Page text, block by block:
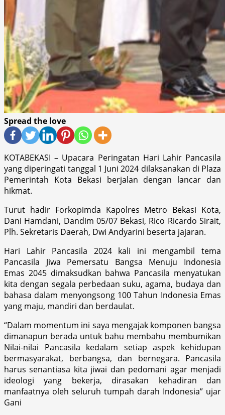
Spread the love
KOTABEKASI – Upacara Peringatan Hari Lahir Pancasila
yang diperingati tanggal 1 Juni 2024 dilaksanakan di Plaza
Pemerintah Kota Bekasi berjalan dengan lancar dan
hikmat.
Turut hadir Forkopimda Kapolres Metro Bekasi Kota,
Dani Hamdani, Dandim 05/07 Bekasi, Rico Ricardo Sirait,
Plh. Sekretaris Daerah, Dwi Andyarini beserta jajaran.
Hari Lahir Pancasila 2024 kali ini mengambil tema
Pancasila Jiwa Pemersatu Bangsa Menuju Indonesia
Emas 2045 dimaksudkan bahwa Pancasila menyatukan
kita dengan segala perbedaan suku, agama, budaya dan
bahasa dalam menyongsong 100 Tahun Indonesia Emas
yang maju, mandiri dan berdaulat.
“Dalam momentum ini saya mengajak komponen bangsa
dimanapun berada untuk bahu membahu membumikan
Nilai-nilai Pancasila kedalam setiap aspek kehidupan
bermasyarakat, berbangsa, dan bernegara. Pancasila
harus senantiasa kita jiwai dan pedomani agar menjadi
ideologi yang bekerja, dirasakan kehadiran dan
manfaatnya oleh seluruh tumpah darah Indonesia” ujar
Gani